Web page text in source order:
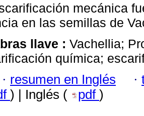
mecánica
en las semillas de
llave : Vachellia;
química;
· resumen en Inglés ·
) | Inglés ( pdf )